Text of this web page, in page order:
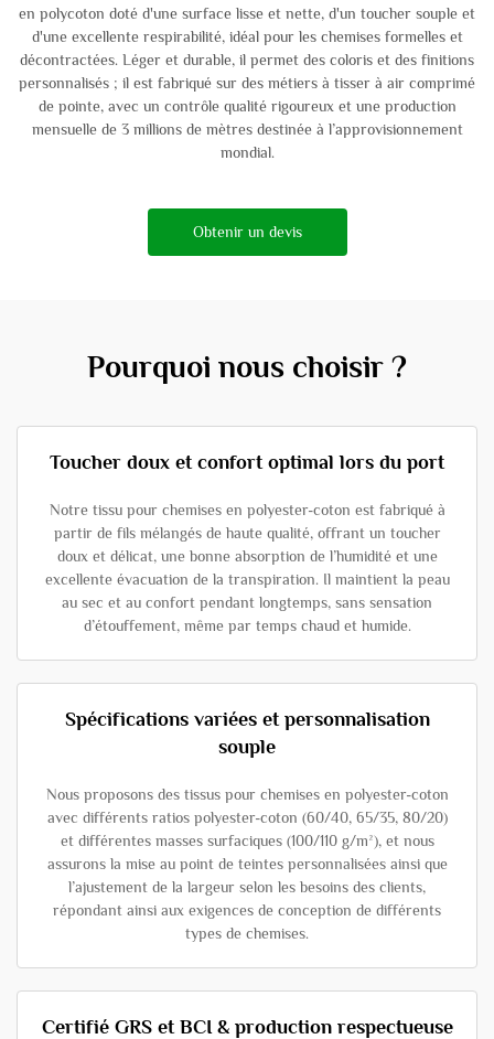
en polycoton doté d'une surface lisse et nette, d'un toucher souple et
d'une excellente respirabilité, idéal pour les chemises formelles et
décontractées. Léger et durable, il permet des coloris et des finitions
personnalisés ; il est fabriqué sur des métiers à tisser à air comprimé
de pointe, avec un contrôle qualité rigoureux et une production
mensuelle de 3 millions de mètres destinée à l’approvisionnement
mondial.
Obtenir un devis
Pourquoi nous choisir ?
Toucher doux et confort optimal lors du port
Notre tissu pour chemises en polyester-coton est fabriqué à
partir de fils mélangés de haute qualité, offrant un toucher
doux et délicat, une bonne absorption de l’humidité et une
excellente évacuation de la transpiration. Il maintient la peau
au sec et au confort pendant longtemps, sans sensation
d’étouffement, même par temps chaud et humide.
Spécifications variées et personnalisation
souple
Nous proposons des tissus pour chemises en polyester-coton
avec différents ratios polyester-coton (60/40, 65/35, 80/20)
et différentes masses surfaciques (100/110 g/m²), et nous
assurons la mise au point de teintes personnalisées ainsi que
l’ajustement de la largeur selon les besoins des clients,
répondant ainsi aux exigences de conception de différents
types de chemises.
Certifié GRS et BCI & production respectueuse